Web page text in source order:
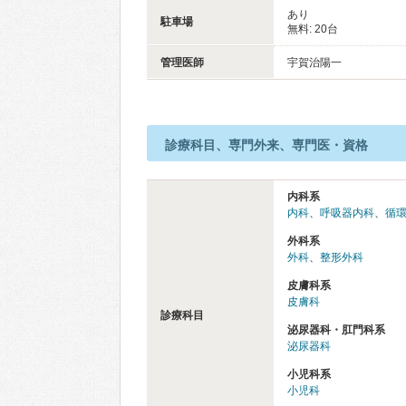
駐車場
あり
無料: 20台
管理医師 宇賀治陽一
診療科目、専門外来、専門医・資格
診療科目
内科系
内科、 呼吸器内科、 循
外科系
外科、 整形外科
皮膚科系
皮膚科
泌尿器科・肛門科系
泌尿器科
小児科系
小児科